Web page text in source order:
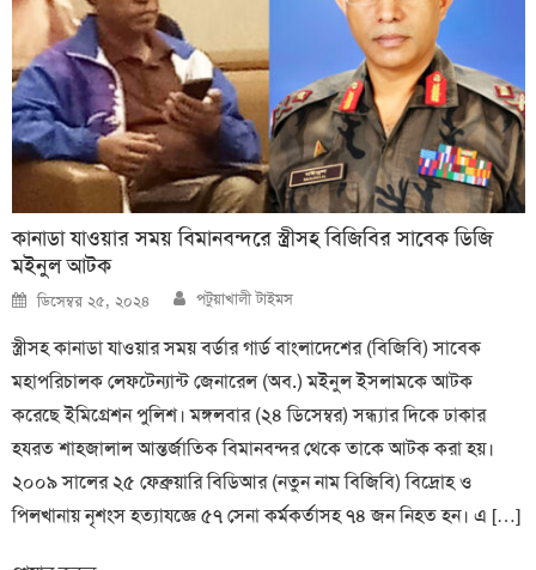
কানাডা যাওয়ার সময় বিমানবন্দরে স্ত্রীসহ বিজিবির সাবেক ডিজি
মইনুল আটক
Posted
on
ডিসেম্বর ২৫, ২০২৪ Author
পটুয়াখালী টাইমস
স্ত্রীসহ কানাডা যাওয়ার সময় বর্ডার গার্ড বাংলাদেশের (বিজিবি) সাবেক
মহাপরিচালক লেফটেন্যান্ট জেনারেল (অব.) মইনুল ইসলামকে আটক
করেছে ইমিগ্রেশন পুলিশ। মঙ্গলবার (২৪ ডিসেম্বর) সন্ধ্যার দিকে ঢাকার
হযরত শাহজালাল আন্তর্জাতিক বিমানবন্দর থেকে তাকে আটক করা হয়।
২০০৯ সালের ২৫ ফেব্রুয়ারি বিডিআর (নতুন নাম বিজিবি) বিদ্রোহ ও
পিলখানায় নৃশংস হত্যাযজ্ঞে ৫৭ সেনা কর্মকর্তাসহ ৭৪ জন নিহত হন। এ […]